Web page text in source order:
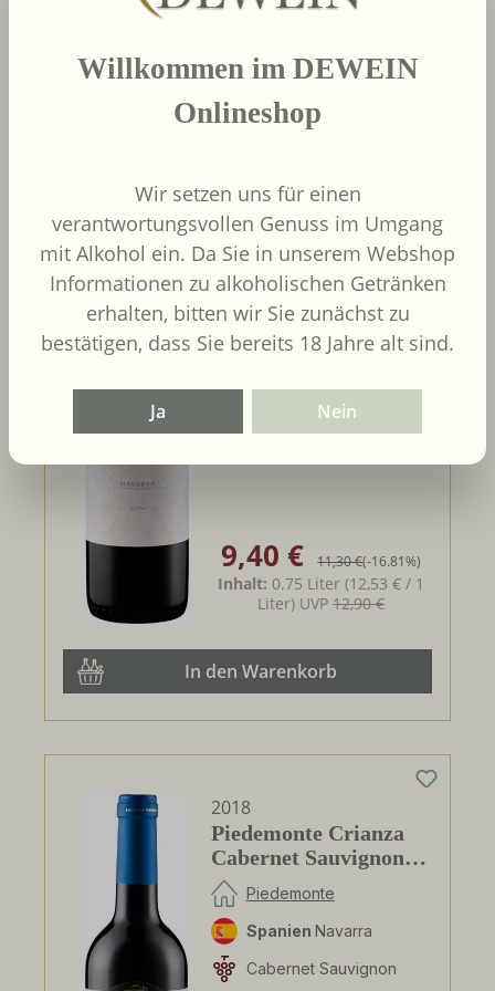
Piedemonte Crianza
Merlot DO
Piedemonte
Spanien
Navarra
Merlot
Verkaufspreis:
9,40 € Regulärer Preis:
11,30 €(-16.81%)
Inhalt: 0.75 Liter(12,53 € / 1
Liter) UVP12,90 €
In den Warenkorb
2018
Piedemonte Crianza
Cabernet Sauvignon
DO
Piedemonte
Spanien Navarra
Cabernet Sauvignon
Willkommen im DEWEIN
Onlineshop
Wir setzen uns für einen
verantwortungsvollen Genuss im Umgang
mit Alkohol ein. Da Sie in unserem Webshop
Informationen zu alkoholischen Getränken
erhalten, bitten wir Sie zunächst zu
bestätigen, dass Sie bereits 18 Jahre alt sind.
Ja Nein